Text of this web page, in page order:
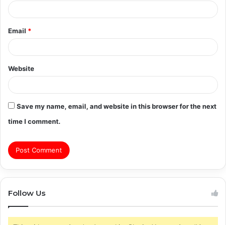
Email *
Website
Save my name, email, and website in this browser for the next
time I comment.
Follow Us